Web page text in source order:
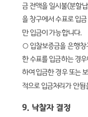
금 전액을 일시불(분할
을 창구에서 수표로 입
만 입금이 가능합니다.
○ 입찰보증금을 은행
한 수표를 입금하는 경
하여 입금한 경우 또는
적으로 입금처리가 안됨
9. 낙찰자 결정